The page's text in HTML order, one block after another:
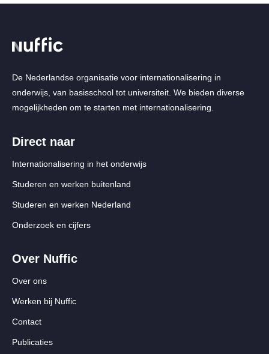
De Nederlandse organisatie voor internationalisering in
onderwijs, van basisschool tot universiteit. We bieden diverse
mogelijkheden om te starten met internationalisering.
Direct naar
Internationalisering in het onderwijs
Studeren en werken buitenland
Studeren en werken Nederland
Onderzoek en cijfers
Over Nuffic
Over ons
Werken bij Nuffic
Contact
Publicaties